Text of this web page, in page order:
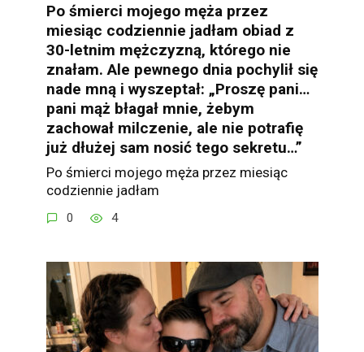
Po śmierci mojego męża przez
miesiąc codziennie jadłam obiad z
30-letnim mężczyzną, którego nie
znałam. Ale pewnego dnia pochylił się
nade mną i wyszeptał: „Proszę pani…
pani mąż błagał mnie, żebym
zachował milczenie, ale nie potrafię
już dłużej sam nosić tego sekretu…”
Po śmierci mojego męża przez miesiąc
codziennie jadłam
0 4